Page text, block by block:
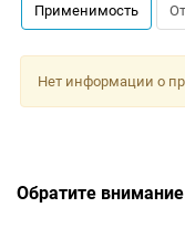
Применимость
Нет информации о
Обратите